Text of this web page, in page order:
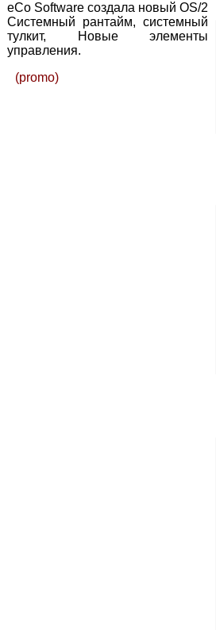
eCo Software создала новый OS/2
Системный рантайм, системный
тулкит, Новые элементы
управления.
(promo)